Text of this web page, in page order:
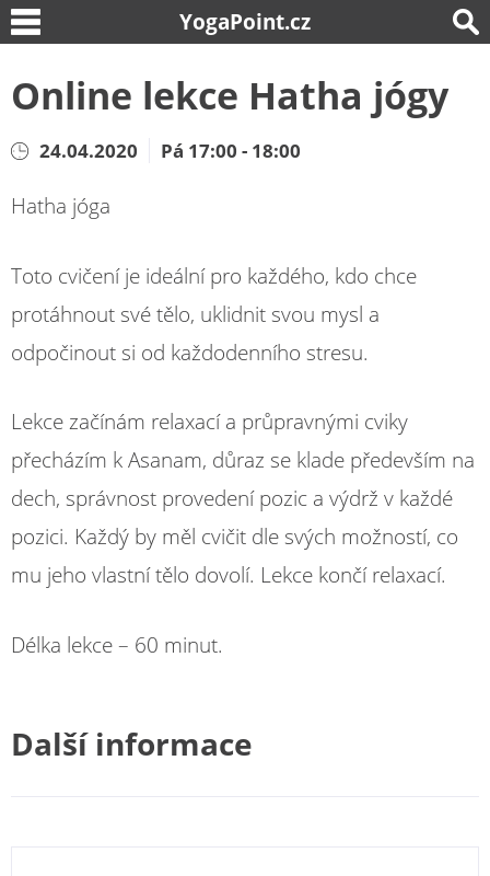
YogaPoint.cz
Online lekce Hatha jógy
24.04.2020 Pá 17:00 - 18:00
Hatha jóga
Toto cvičení je ideální pro každého, kdo chce
protáhnout své tělo, uklidnit svou mysl a
odpočinout si od každodenního stresu.
Lekce začínám relaxací a průpravnými cviky
přecházím k Asanam, důraz se klade především na
dech, správnost provedení pozic a výdrž v každé
pozici. Každý by měl cvičit dle svých možností, co
mu jeho vlastní tělo dovolí. Lekce končí relaxací.
Délka lekce – 60 minut.
Další informace